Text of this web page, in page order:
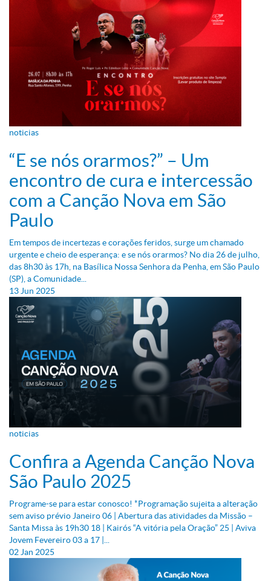
noticias
“E se nós orarmos?” – Um
encontro de cura e intercessão
com a Canção Nova em São
Paulo
Em tempos de incertezas e corações feridos, surge um chamado
urgente e cheio de esperança: e se nós orarmos? No dia 26 de julho,
das 8h30 às 17h, na Basílica Nossa Senhora da Penha, em São Paulo
(SP), a Comunidade...
13 Jun 2025
noticias
Confira a Agenda Canção Nova
São Paulo 2025
Programe-se para estar conosco! *Programação sujeita a alteração
sem aviso prévio Janeiro 06 | Abertura das atividades da Missão –
Santa Missa às 19h30 18 | Kairós “A vitória pela Oração” 25 | Aviva
Jovem Fevereiro 03 a 17 |...
02 Jan 2025